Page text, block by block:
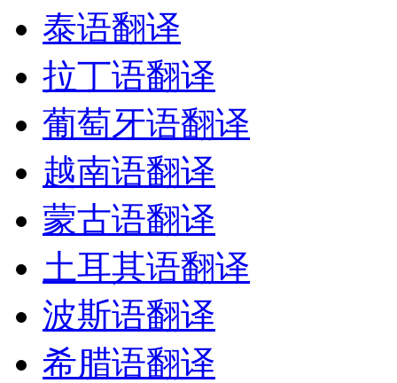
泰语翻译
拉丁语翻译
葡萄牙语翻译
越南语翻译
蒙古语翻译
土耳其语翻译
波斯语翻译
希腊语翻译